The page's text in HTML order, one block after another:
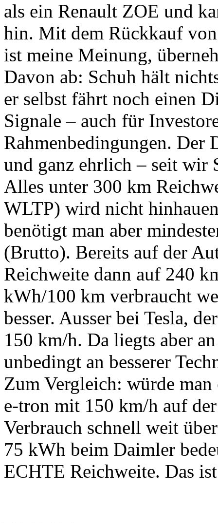
als ein Renault ZOE und
hin. Mit dem Rückkauf von
ist meine Meinung,
Davon ab: Schuh hält
er selbst fährt noch einen
Signale – auch für
Rahmenbedingungen. Der
und ganz ehrlich – seit wir
Alles unter 300 km
WLTP) wird nicht
benötigt man aber
(Brutto). Bereits auf der
Reichweite dann auf 240
kWh/100 km verbraucht
besser. Ausser bei Tesla,
150 km/h. Da liegts aber
unbedingt an besserer
Zum Vergleich: würde
e-tron mit 150 km/h auf
Verbrauch schnell weit
75 kWh beim Daimler
ECHTE Reichweite. Das